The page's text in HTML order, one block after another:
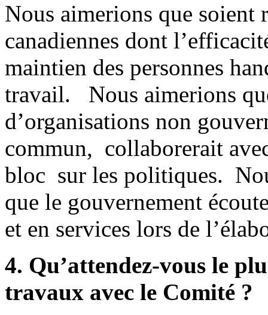
Nous aimerions que soient
canadiennes dont
maintien des personnes
travail. Nous aimerions
d’organisations non
commun, collaborerait
bloc sur les politiques.
que le gouvernement
et en services lors de
4. Qu’attendez-vous le
travaux avec le Comité ?